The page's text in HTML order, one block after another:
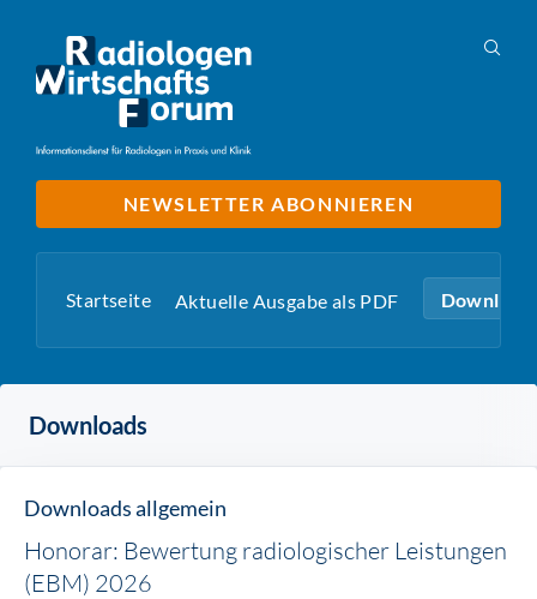
NEWSLETTER ABONNIEREN
Startseite Aktuelle Ausgabe als PDF
Downloads
Downloads allgemein
Honorar: Bewertung radiologischer Leistungen
(EBM) 2026